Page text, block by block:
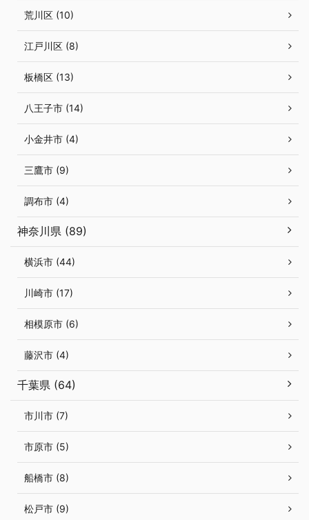
荒川区 (10)
江戸川区 (8)
板橋区 (13)
八王子市 (14)
小金井市 (4)
三鷹市 (9)
調布市 (4)
神奈川県 (89)
横浜市 (44)
川崎市 (17)
相模原市 (6)
藤沢市 (4)
千葉県 (64)
市川市 (7)
市原市 (5)
船橋市 (8)
松戸市 (9)